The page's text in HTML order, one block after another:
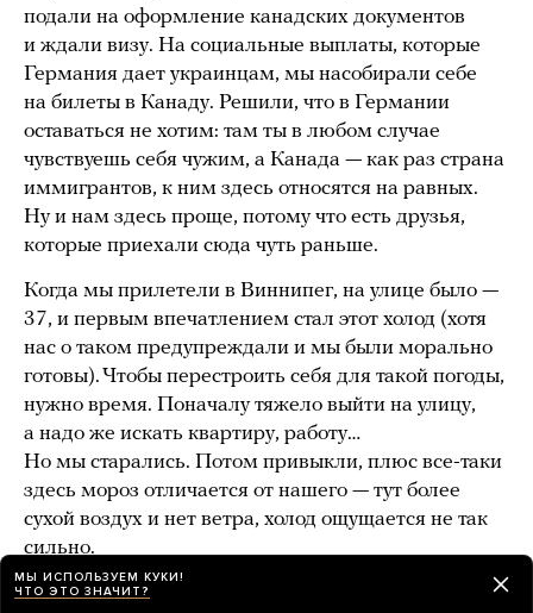
подали на оформление канадских документов
и ждали визу. На социальные выплаты, которые
Германия дает украинцам, мы насобирали себе
на билеты в Канаду. Решили, что в Германии
оставаться не хотим: там ты в любом случае
чувствуешь себя чужим, а Канада — как раз страна
иммигрантов, к ним здесь относятся на равных.
Ну и нам здесь проще, потому что есть друзья,
которые приехали сюда чуть раньше.
Когда мы прилетели в Виннипег, на улице было —
37, и первым впечатлением стал этот холод (хотя
нас о таком предупреждали и мы были морально
готовы). Чтобы перестроить себя для такой погоды,
нужно время. Поначалу тяжело выйти на улицу,
а надо же искать квартиру, работу…
Но мы старались. Потом привыкли, плюс все-таки
здесь мороз отличается от нашего — тут более
сухой воздух и нет ветра, холод ощущается не так
сильно.
МЫ ИСПОЛЬЗУЕМ КУКИ!
ЧТО ЭТО ЗНАЧИТ?